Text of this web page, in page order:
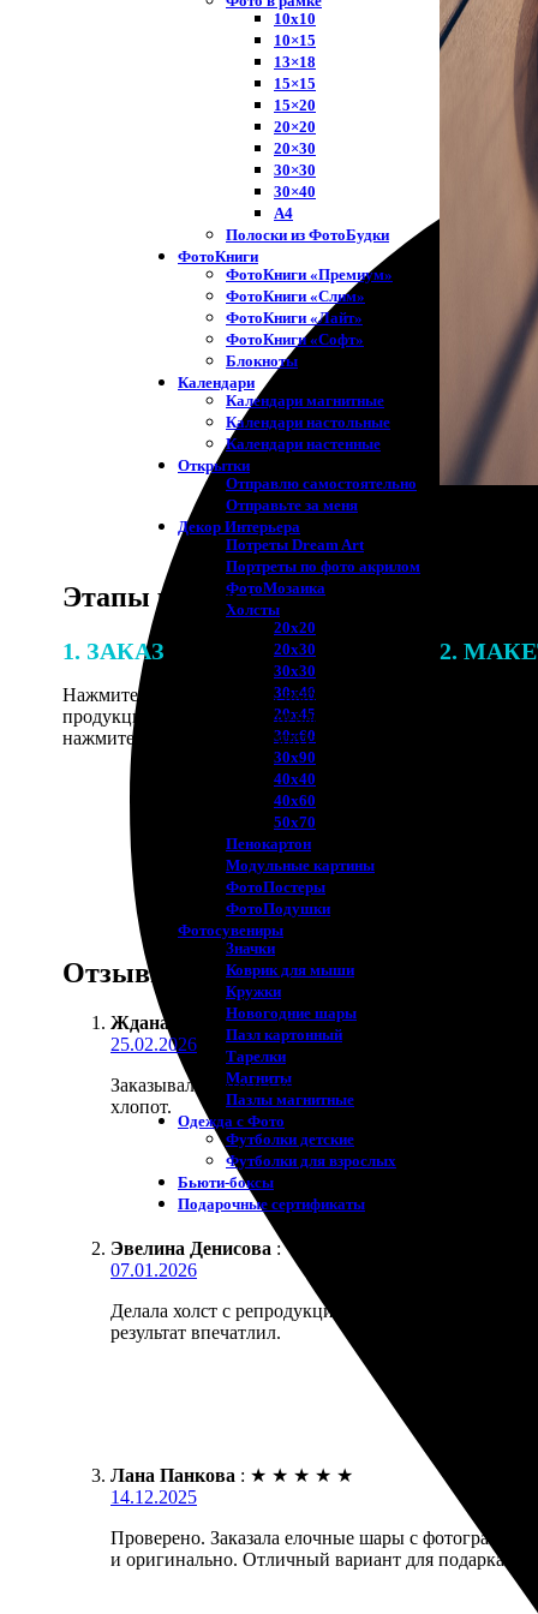
10х10
10×15
13×18
15×15
15×20
20×20
20×30
30×30
30×40
A4
Полоски из ФотоБудки
ФотоКниги
ФотоКниги «Премиум»
ФотоКниги «Слим»
ФотоКниги «Лайт»
ФотоКниги «Софт»
Блокноты
Календари
Календари магнитные
Календари настольные
Календари настенные
Открытки
Отправлю самостоятельно
Отправьте за меня
Декор Интерьера
Потреты Dream Art
Портреты по фото акрилом
ФотоМозаика
Холсты
20х20
20х30
30х30
30х40
20х45
30х60
30х90
40х40
40х60
50х70
Пенокартон
Модульные картины
ФотоПостеры
ФотоПодушки
Фотоcувениры
Значки
Коврик для мыши
Кружки
Новогодние шары
Пазл картонный
Тарелки
Магниты
Пазлы магнитные
Одежда с Фото
Футболки детские
Футболки для взрослых
Бьюти-боксы
Подарочные сертификаты
Этапы работы
1. ЗАКАЗ
Нажмите «Сделать заказ», выберите тип
продукции, загрузите фотографии,
нажмите «Добавить в корзину».
2.
Отзывы
Ждана Щ.
25.02.2026
Заказывала фото на холсте среднего размера.
хлопот.
Эвелина Денисова :
07.01.2026
Делала холст с репродукцией картины по своему
результат впечатлил.
Лана Панкова : ★ ★ ★ ★ ★
14.12.2025
Проверено. Заказала елочные шары с
и оригинально. Отличный вариант для подарка! С